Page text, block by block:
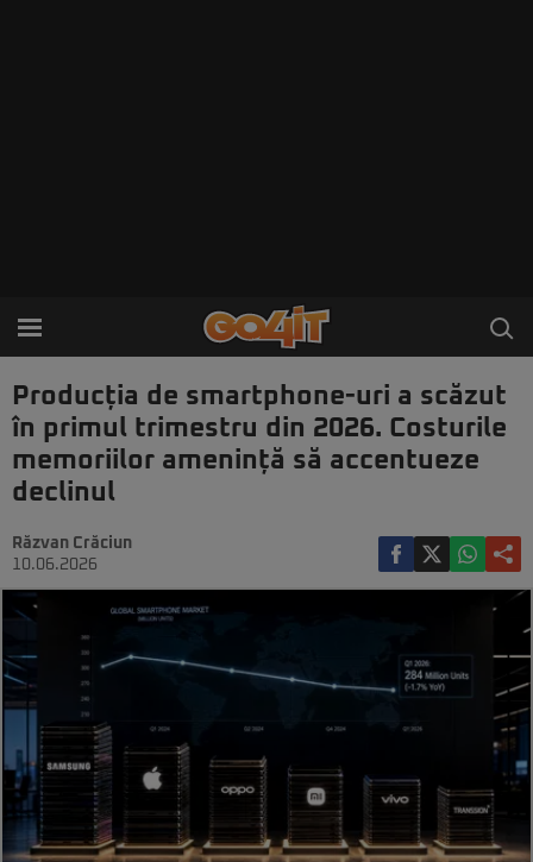
Producția de smartphone-uri a scăzut
în primul trimestru din 2026. Costurile
memoriilor amenință să accentueze
declinul
Răzvan Crăciun
10.06.2026